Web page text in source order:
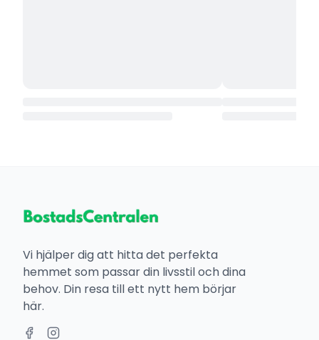
Vi hjälper dig att hitta det perfekta
hemmet som passar din livsstil och dina
behov. Din resa till ett nytt hem börjar
här.